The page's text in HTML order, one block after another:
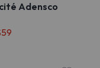
Adensco